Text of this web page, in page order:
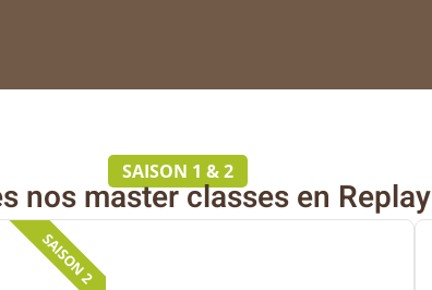
SAISON 1 & 2
nos master classes en Replay
SAISON 2